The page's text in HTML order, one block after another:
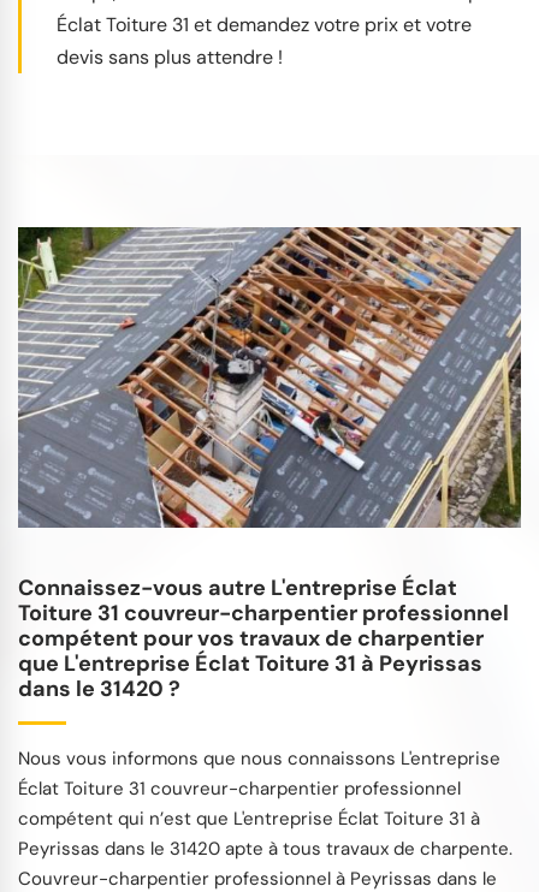
Éclat Toiture 31 et demandez votre prix et votre
devis sans plus attendre !
Connaissez-vous autre L'entreprise Éclat
Toiture 31 couvreur-charpentier professionnel
compétent pour vos travaux de charpentier
que L'entreprise Éclat Toiture 31 à Peyrissas
dans le 31420 ?
Nous vous informons que nous connaissons L'entreprise
Éclat Toiture 31 couvreur-charpentier professionnel
compétent qui n’est que L'entreprise Éclat Toiture 31 à
Peyrissas dans le 31420 apte à tous travaux de charpente.
Couvreur-charpentier professionnel à Peyrissas dans le